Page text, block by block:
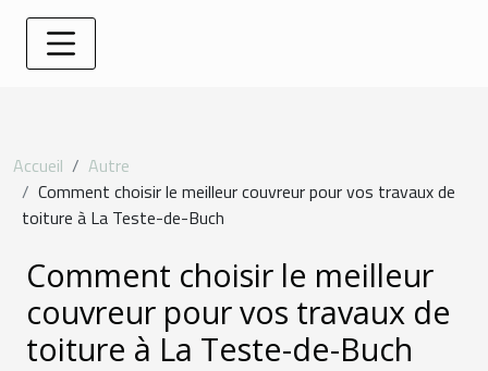
Accueil
Autre
Comment choisir le meilleur couvreur pour vos travaux de
toiture à La Teste-de-Buch
Comment choisir le meilleur
couvreur pour vos travaux de
toiture à La Teste-de-Buch